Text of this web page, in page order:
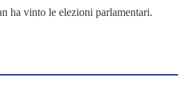
ha vinto le elezioni parlamentari.